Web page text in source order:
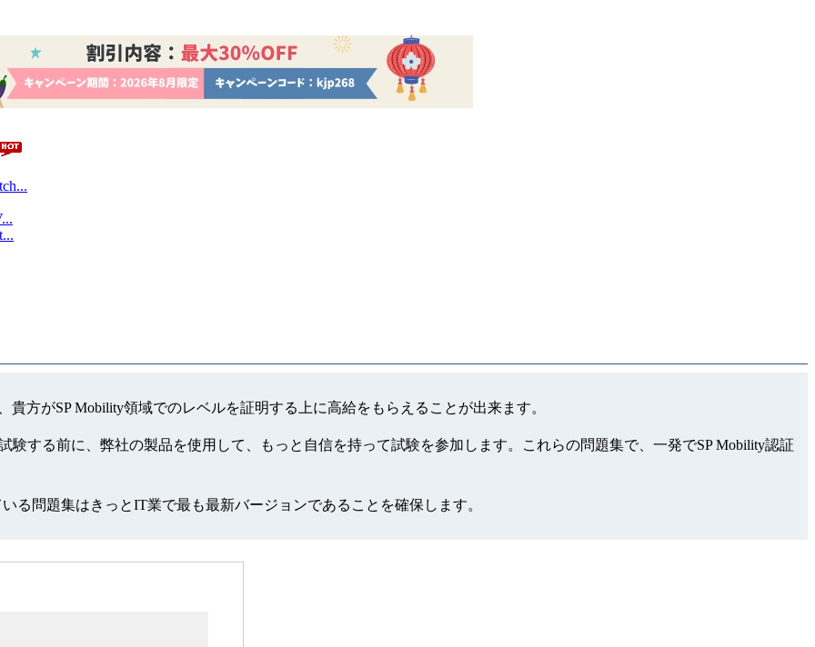
方がSP Mobility領域でのレベルを証明する上に高給をもらえることが出来ます。
験する前に、弊社の製品を使用して、もっと自信を持って試験を参加します。これらの問題集で、一発でSP Mobility認証
る問題集はきっとIT業で最も最新バージョンであることを確保します。